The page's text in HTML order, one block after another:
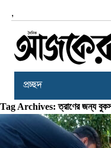
,
প্রচ্ছদ
Tag Archives: ত্রাণের জন্য